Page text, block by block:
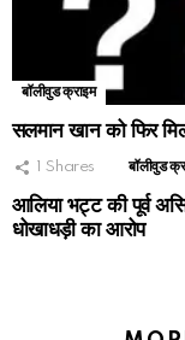
बॉलीवुड क्राइम
सलमान खान को फिर
Shares बॉलीवुड
आलिया भट्ट की पूर्व
धोखाधड़ी का आरोप